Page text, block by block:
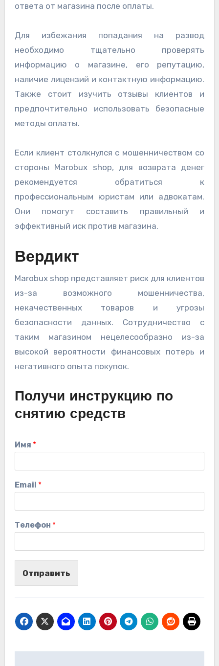
ответа от магазина после оплаты.
Для избежания попадания на развод
необходимо тщательно проверять
информацию о магазине, его репутацию,
наличие лицензий и контактную информацию.
Также стоит изучить отзывы клиентов и
предпочтительно использовать безопасные
методы оплаты.
Если клиент столкнулся с мошенничеством со
стороны Marobux shop, для возврата денег
рекомендуется обратиться к
профессиональным юристам или адвокатам.
Они помогут составить правильный и
эффективный иск против магазина.
Вердикт
Marobux shop представляет риск для клиентов
из-за возможного мошенничества,
некачественных товаров и угрозы
безопасности данных. Сотрудничество с
таким магазином нецелесообразно из-за
высокой вероятности финансовых потерь и
негативного опыта покупок.
Получи инструкцию по
снятию средств
Имя *
Email *
Телефон *
Отправить